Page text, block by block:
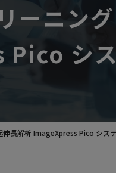
ーニン
シ
長解析 ImageXpress Pico シス